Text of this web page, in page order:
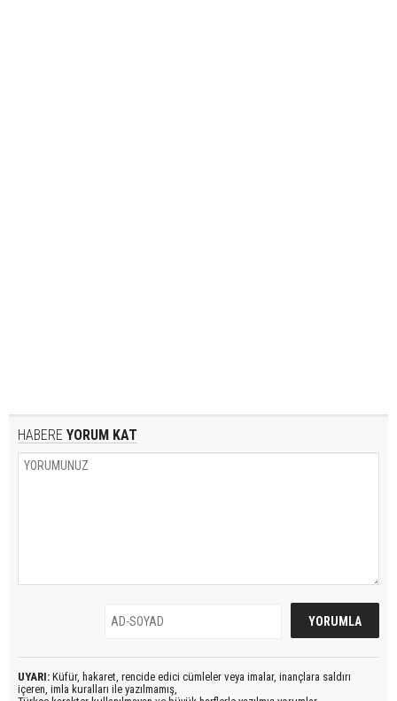
HABERE YORUM KAT
UYARI: Küfür, hakaret, rencide edici cümleler veya imalar, inançlara saldırı
içeren, imla kuralları ile yazılmamış,